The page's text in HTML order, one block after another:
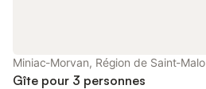
Miniac-Morvan, Région de Saint-Malo
Gîte pour 3 personnes